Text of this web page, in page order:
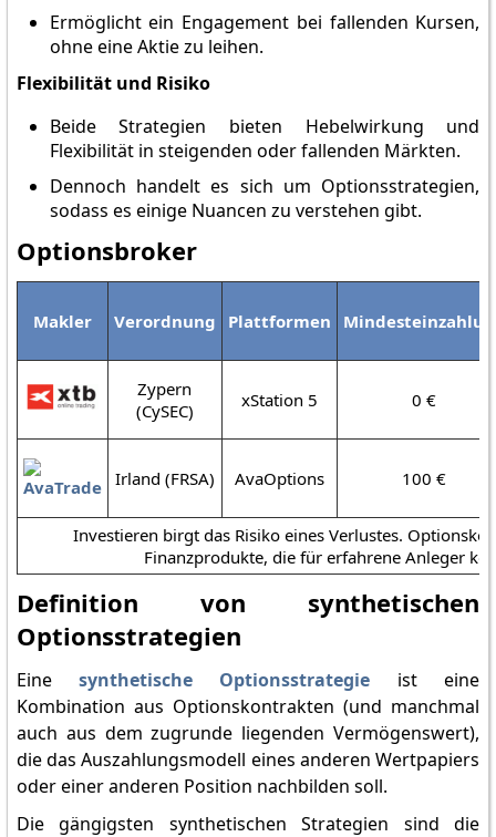
Ermöglicht ein Engagement bei fallenden Kursen,
ohne eine Aktie zu leihen.
Flexibilität und Risiko
Beide Strategien bieten Hebelwirkung und
Flexibilität in steigenden oder fallenden Märkten.
Dennoch handelt es sich um Optionsstrategien,
sodass es einige Nuancen zu verstehen gibt.
Optionsbroker
Makler Verordnung Plattformen
Zypern
(CySEC)
xStation 5 0 €
Irland (FRSA) AvaOptions 100 €
Investieren birgt das Risiko eines Verlustes.
Finanzprodukte, die für erfahrene Anleger
Definition von synthetischen
Optionsstrategien
Einesynthetische Optionsstrategie ist eine
Kombination aus Optionskontrakten (und manchmal
auch aus dem zugrunde liegenden Vermögenswert),
die das Auszahlungsmodell eines anderen Wertpapiers
oder einer anderen Position nachbilden soll.
Die gängigsten synthetischen Strategien sind die